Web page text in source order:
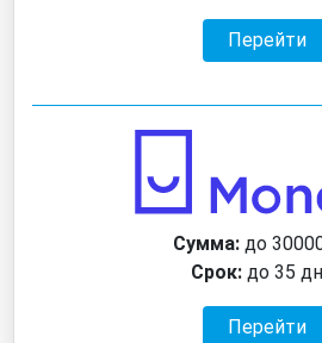
Перейти
Сумма: до
Срок:до 35
Перейти